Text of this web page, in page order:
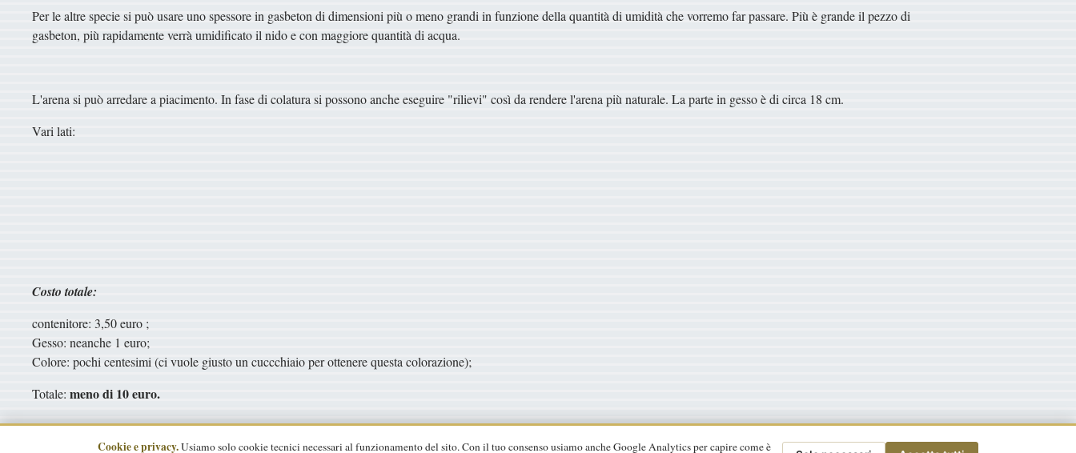
Per le altre specie si può usare uno spessore in gasbeton di dimensioni più o meno grandi in funzione della quantità di umidità che vorremo far passare. Più è grande il pezzo di
gasbeton, più rapidamente verrà umidificato il nido e con maggiore quantità di acqua.
L'arena si può arredare a piacimento. In fase di colatura si possono anche eseguire "rilievi" così da rendere l'arena più naturale. La parte in gesso è di circa 18 cm.
Vari lati:
Costo totale:
contenitore: 3,50 euro ;
Gesso: neanche 1 euro;
Colore: pochi centesimi (ci vuole giusto un cuccchiaio per ottenere questa colorazione);
Totale: meno di 10 euro.
© 2008–2026 formicarium.it ·Contatti—Regolamento·Privacy ·Cookie
Cookie e privacy.Usiamo solo cookie tecnici necessari al funzionamento del sito. Con il tuo consenso usiamo anche Google Analytics per capire come è